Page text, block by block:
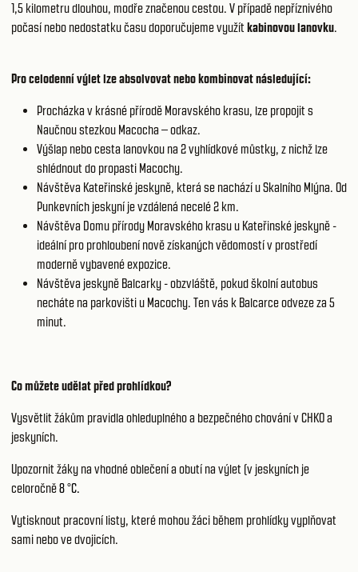
1,5 kilometru dlouhou, modře značenou cestou. V případě nepříznivého
počasí nebo nedostatku času doporučujeme využít kabinovou lanovku.
Pro celodenní výlet lze absolvovat nebo kombinovat následující:
Procházka v krásné přírodě Moravského krasu, lze propojit s
Naučnou stezkou Macocha – odkaz.
Výšlap nebo cesta lanovkou na 2 vyhlídkové můstky, z nichž lze
shlédnout do propasti Macochy.
Návštěva Kateřinské jeskyně, která se nachází u Skalního Mlýna. Od
Punkevních jeskyní je vzdálená necelé 2 km.
Návštěva Domu přírody Moravského krasu u Kateřinské jeskyně -
ideální pro prohloubení nově získaných vědomostí v prostředí
moderně vybavené expozice.
Návštěva jeskyně Balcarky - obzvláště, pokud školní autobus
necháte na parkovišti u Macochy. Ten vás k Balcarce odveze za 5
minut.
Co můžete udělat před prohlídkou?
Vysvětlit žákům pravidla ohleduplného a bezpečného chování v CHKO a
jeskyních.
Upozornit žáky na vhodné oblečení a obutí na výlet (v jeskyních je
celoročně8 °C.
Vytisknout pracovní listy, které mohou žáci během prohlídky vyplňovat
sami nebo ve dvojicích.